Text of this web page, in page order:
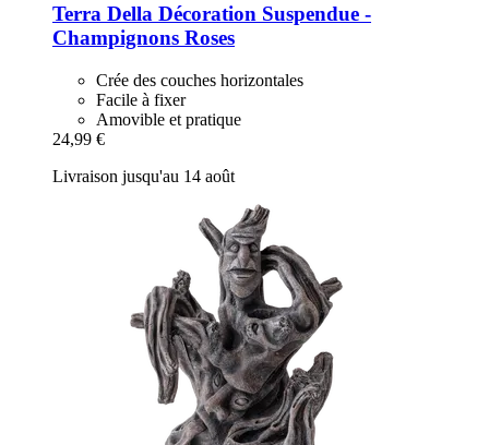
Terra Della Décoration Suspendue -​
Champignons Roses
Crée des couches horizontales
Facile à fixer
Amovible et pratique
24,99 €
Livraison jusqu'au 14 août